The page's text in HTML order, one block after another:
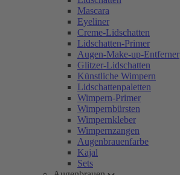
Mascara
Eyeliner
Creme-Lidschatten
Lidschatten-Primer
Augen-Make-up-Entferner
Glitzer-Lidschatten
Künstliche Wimpern
Lidschattenpaletten
Wimpern-Primer
Wimpernbürsten
Wimpernkleber
Wimpernzangen
Augenbrauenfarbe
Kajal
Sets